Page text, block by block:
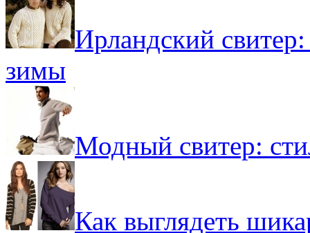
Ирландский
зимы
Модный свитер:
Как выглядеть